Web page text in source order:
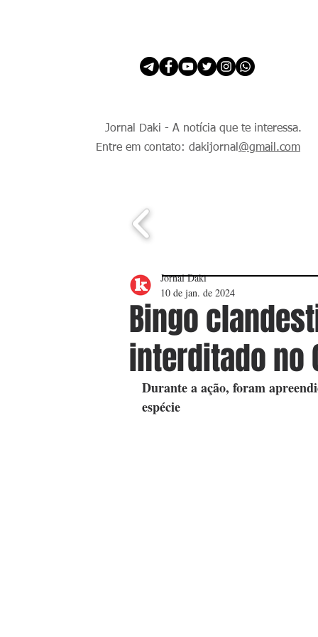
Jornal Daki - A notícia que te interessa.
Entre em contato: dakijornal @gmail.com
Bingo
interditado no
Jornal Daki
10 de jan. de 2024
Durante a ação, foram
espécie